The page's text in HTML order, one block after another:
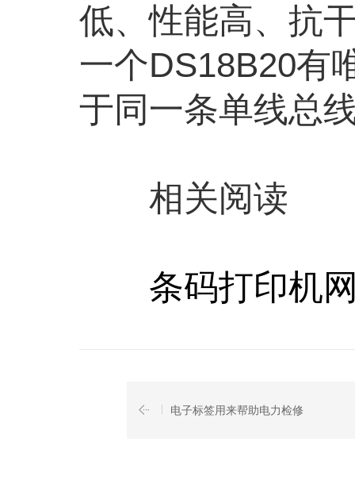
低、性能高、抗
一个DS18B20有
于同一条单线总
相关阅读
条码打印机网
电子标签用来帮助电力检修